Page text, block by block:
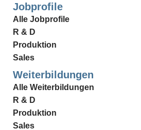
Jobprofile
Alle Jobprofile
R & D
Produktion
Sales
Weiterbildungen
Alle Weiterbildungen
R & D
Produktion
Sales